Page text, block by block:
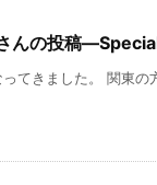
さんの投稿
てきました。 関東